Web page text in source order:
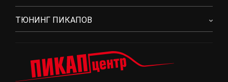
ТЮНИНГ ПИКАПОВ